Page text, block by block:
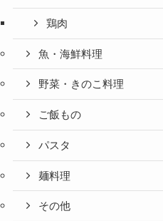
鶏肉
魚・海鮮料理
野菜・きのこ料理
ご飯もの
パスタ
麺料理
その他